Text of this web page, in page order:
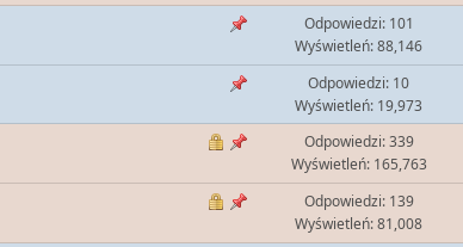
Odpowiedzi: 101
Wyświetleń: 88,146
Odpowiedzi: 10
Wyświetleń: 19,973
Odpowiedzi: 339
Wyświetleń: 165,763
Odpowiedzi: 139
Wyświetleń: 81,008